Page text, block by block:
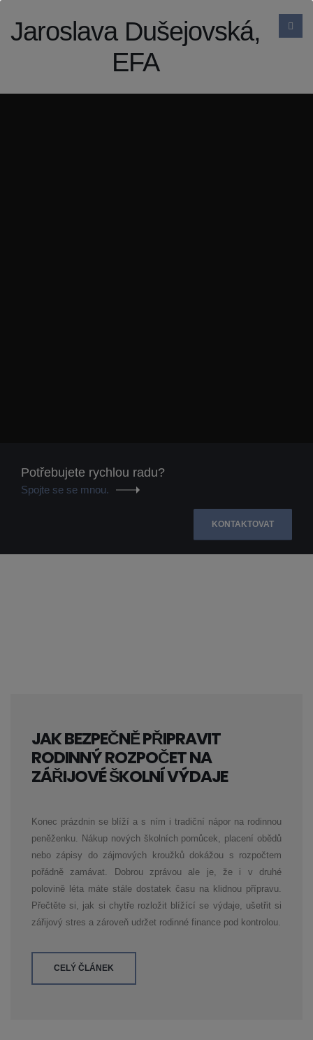
Jaroslava Dušejovská,
EFA
Potřebujete rychlou radu?
Spojte se se mnou.
KONTAKTOVAT
JAK BEZPEČNĚ PŘIPRAVIT
RODINNÝ ROZPOČET NA
ZÁŘIJOVÉ ŠKOLNÍ VÝDAJE
Konec prázdnin se blíží a s ním i tradiční nápor na rodinnou
peněženku. Nákup nových školních pomůcek, placení obědů
nebo zápisy do zájmových kroužků dokážou s rozpočtem
pořádně zamávat. Dobrou zprávou ale je, že i v druhé
polovině léta máte stále dostatek času na klidnou přípravu.
Přečtěte si, jak si chytře rozložit blížící se výdaje, ušetřit si
zářijový stres a zároveň udržet rodinné finance pod kontrolou.
CELÝ ČLÁNEK